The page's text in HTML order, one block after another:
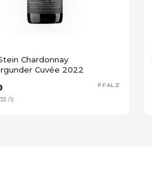
Chardonnay
Cuvée 2022
/l)
PFALZ